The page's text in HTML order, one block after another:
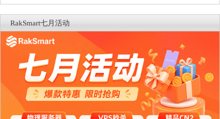
RakSmart七月活动